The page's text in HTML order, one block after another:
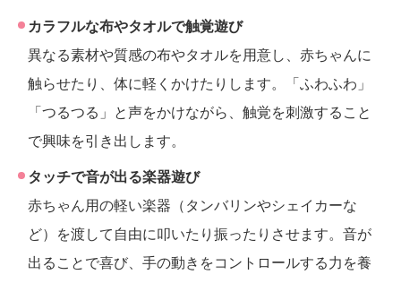
カラフルな布やタオルで触覚遊び
異なる素材や質感の布やタオルを用意し、赤ちゃんに
触らせたり、体に軽くかけたりします。「ふわふわ」
「つるつる」と声をかけながら、触覚を刺激すること
で興味を引き出します。
タッチで音が出る楽器遊び
赤ちゃん用の軽い楽器（タンバリンやシェイカーな
ど）を渡して自由に叩いたり振ったりさせます。音が
出ることで喜び、手の動きをコントロールする力を養